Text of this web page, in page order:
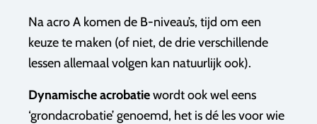
Na acro A komen de B-niveau’s, tijd om een
keuze te maken (of niet, de drie verschillende
lessen allemaal volgen kan natuurlijk ook).
Dynamische acrobatiewordt ook wel eens
‘grondacrobatie’ genoemd, het is dé les voor wie